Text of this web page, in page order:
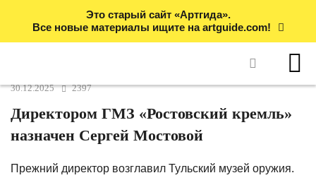
Это старый сайт «Артгида».
Все новые материалы ищите на artguide.com!
30.12.2025 2397
Директором ГМЗ «Ростовский кремль»
назначен Сергей Мостовой
Прежний директор возглавил Тульский музей оружия.